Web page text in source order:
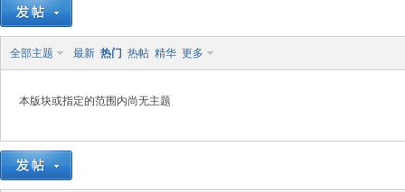
» ›
全部主题 最新 热门 热帖 精华 更多
本版块或指定的范围内尚无主题